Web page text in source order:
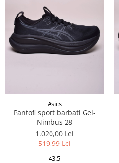
Asics
Pantofi sport barbati Gel-
Nimbus 28
1.020,00 Lei
519,99 Lei
43.5